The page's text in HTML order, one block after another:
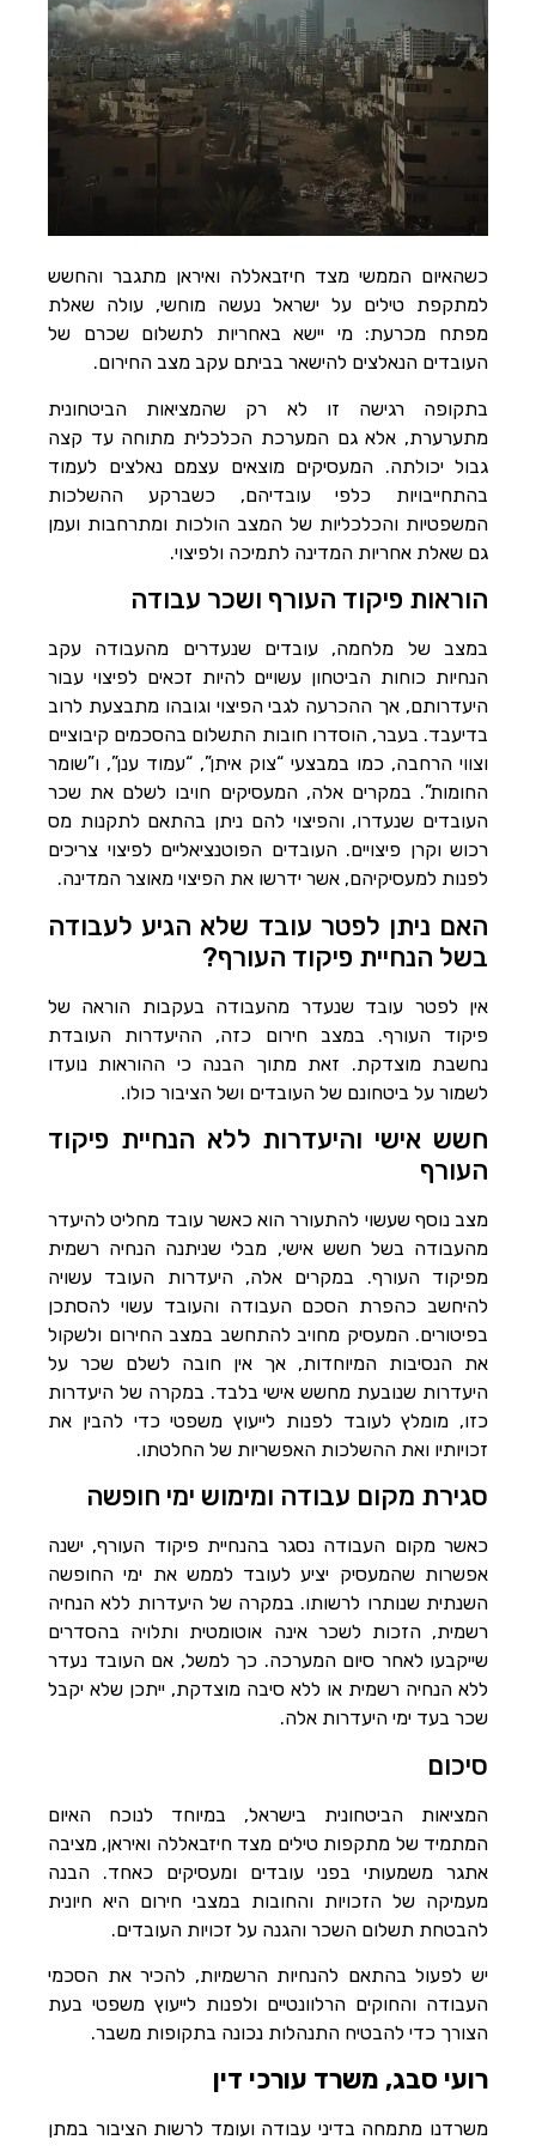
הוסף קו תחתון לקישורים
font_download סמן קישורים
לאפס
את
כל
האפשרויות
cached
השארת משוב
הצהרת נגישות
כשהאיום הממשי מצד חיזבאללה ואיראן מתגבר והחשש
למתקפת טילים על ישראל נעשה מוחשי, עולה שאלת
מפתח מכרעת: מי יישא באחריות לתשלום שכרם של
העובדים הנאלצים להישאר בביתם עקב מצב החירום.
בתקופה רגישה זו לא רק שהמציאות הביטחונית
מתערערת, אלא גם המערכת הכלכלית מתוחה עד קצה
גבול יכולתה. המעסיקים מוצאים עצמם נאלצים לעמוד
בהתחייבויות כלפי עובדיהם, כשברקע ההשלכות
המשפטיות והכלכליות של המצב הולכות ומתרחבות ועמן
גם שאלת אחריות המדינה לתמיכה ולפיצוי.
הוראות פיקוד העורף ושכר עבודה
במצב של מלחמה, עובדים שנעדרים מהעבודה עקב
הנחיות כוחות הביטחון עשויים להיות זכאים לפיצוי עבור
היעדרותם, אך ההכרעה לגבי הפיצוי וגובהו מתבצעת לרוב
בדיעבד. בעבר, הוסדרו חובות התשלום בהסכמים קיבוציים
וצווי הרחבה, כמו במבצעי “צוק איתן”, “עמוד ענן”, ו”שומר
החומות”. במקרים אלה, המעסיקים חויבו לשלם את שכר
העובדים שנעדרו, והפיצוי להם ניתן בהתאם לתקנות מס
רכוש וקרן פיצויים. העובדים הפוטנציאליים לפיצוי צריכים
לפנות למעסיקיהם, אשר ידרשו את הפיצוי מאוצר המדינה.
האם ניתן לפטר עובד שלא הגיע לעבודה
בשל הנחיית פיקוד העורף?
אין לפטר עובד שנעדר מהעבודה בעקבות הוראה של
פיקוד העורף. במצב חירום כזה, ההיעדרות העובדת
נחשבת מוצדקת. זאת מתוך הבנה כי ההוראות נועדו
לשמור על ביטחונם של העובדים ושל הציבור כולו.
חשש אישי והיעדרות ללא הנחיית פיקוד
העורף
מצב נוסף שעשוי להתעורר הוא כאשר עובד מחליט להיעדר
מהעבודה בשל חשש אישי, מבלי שניתנה הנחיה רשמית
מפיקוד העורף. במקרים אלה, היעדרות העובד עשויה
להיחשב כהפרת הסכם העבודה והעובד עשוי להסתכן
בפיטורים. המעסיק מחויב להתחשב במצב החירום ולשקול
את הנסיבות המיוחדות, אך אין חובה לשלם שכר על
היעדרות שנובעת מחשש אישי בלבד. במקרה של היעדרות
כזו, מומלץ לעובד לפנות לייעוץ משפטי כדי להבין את
זכויותיו ואת ההשלכות האפשריות של החלטתו.
סגירת מקום עבודה ומימוש ימי חופשה
כאשר מקום העבודה נסגר בהנחיית פיקוד העורף, ישנה
אפשרות שהמעסיק יציע לעובד לממש את ימי החופשה
השנתית שנותרו לרשותו. במקרה של היעדרות ללא הנחיה
רשמית, הזכות לשכר אינה אוטומטית ותלויה בהסדרים
שייקבעו לאחר סיום המערכה. כך למשל, אם העובד נעדר
ללא הנחיה רשמית או ללא סיבה מוצדקת, ייתכן שלא יקבל
שכר בעד ימי היעדרות אלה.
סיכום
המציאות הביטחונית בישראל, במיוחד לנוכח האיום
המתמיד של מתקפות טילים מצד חיזבאללה ואיראן, מציבה
אתגר משמעותי בפני עובדים ומעסיקים כאחד. הבנה
מעמיקה של הזכויות והחובות במצבי חירום היא חיונית
להבטחת תשלום השכר והגנה על זכויות העובדים.
יש לפעול בהתאם להנחיות הרשמיות, להכיר את הסכמי
העבודה והחוקים הרלוונטיים ולפנות לייעוץ משפטי בעת
הצורך כדי להבטיח התנהלות נכונה בתקופות משבר.
רועי סבג, משרד עורכי דין
משרדנו מתמחה בדיני עבודה ועומד לרשות הציבור במתן